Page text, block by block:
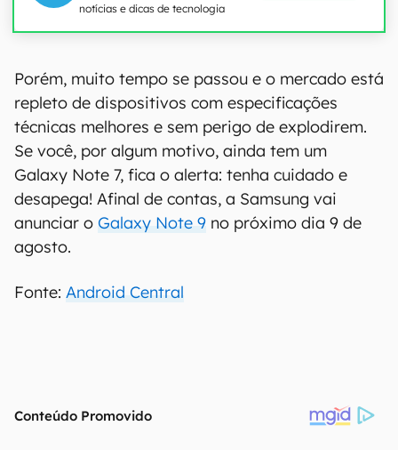
notícias e dicas de tecnologia
Porém, muito tempo se passou e o mercado está
desapega! Afinal de contas, a Samsung vai
no próximo dia 9 de